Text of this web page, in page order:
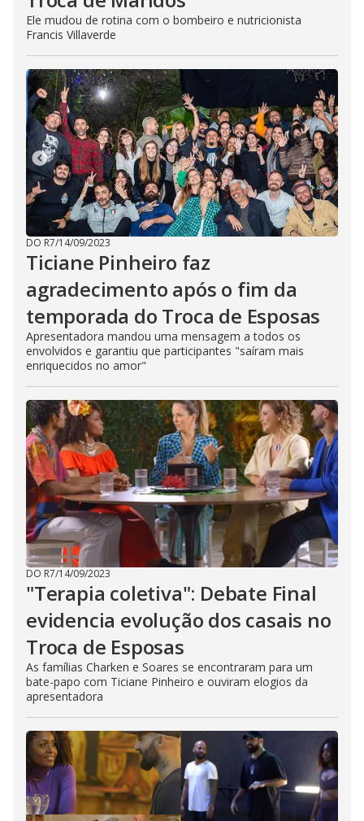
Ele mudou de rotina com o bombeiro e nutricionista
Francis Villaverde
DO R7/14/09/2023
Ticiane Pinheiro faz
agradecimento após o fim da
temporada do Troca de Esposas
Apresentadora mandou uma mensagem a todos os
envolvidos e garantiu que participantes "saíram mais
enriquecidos no amor"
DO R7/14/09/2023
"Terapia coletiva": Debate Final
evidencia evolução dos casais no
Troca de Esposas
As famílias Charken e Soares se encontraram para um
bate-papo com Ticiane Pinheiro e ouviram elogios da
apresentadora